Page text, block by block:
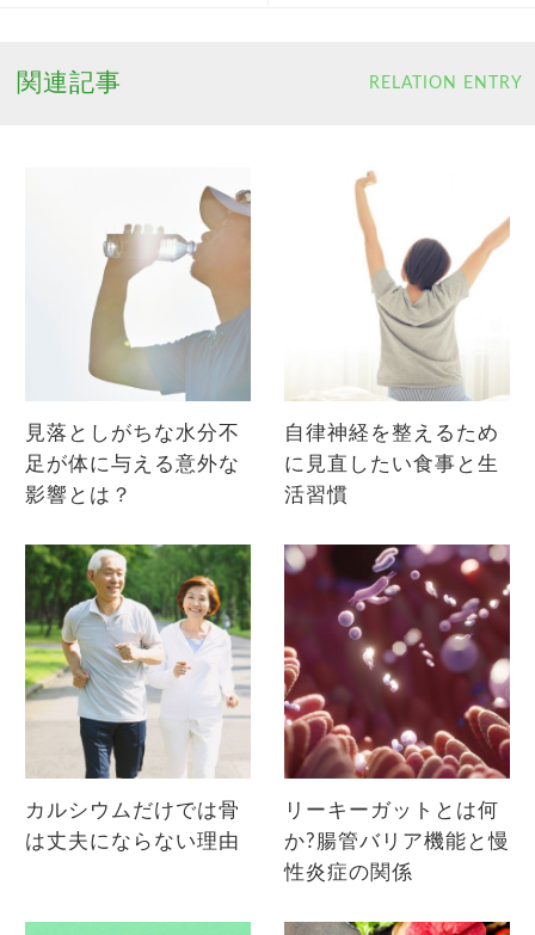
関連記事 RELATION ENTRY
見落としがちな水分不
足が体に与える意外な
影響とは？
自律神経を整えるため
に見直したい食事と生
活習慣
カルシウムだけでは骨
は丈夫にならない理由
リーキーガットとは何
か?腸管バリア機能と慢
性炎症の関係